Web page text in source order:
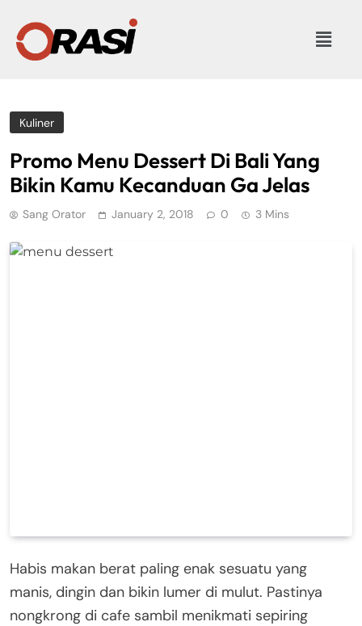
Kuliner
Promo Menu Dessert Di Bali Yang
Bikin Kamu Kecanduan Ga Jelas
Sang Orator January 2, 2018 0 3 Mins
Habis makan berat paling enak sesuatu yang
manis, dingin dan bikin lumer di mulut. Pastinya
nongkrong di cafe sambil menikmati sepiring